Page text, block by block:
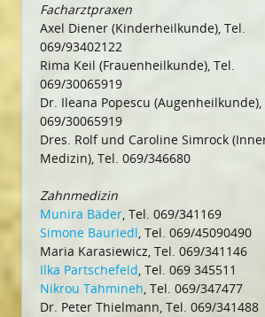
Facharztpraxen
Axel Diener (Kinderheilkunde), Tel.
069/93402122
Rima Keil (Frauenheilkunde), Tel.
069/30065919
Dr. Ileana Popescu (Augenheilkunde),
069/30065919
Dres. Rolf und Caroline Simrock
Medizin), Tel. 069/346680
Zahnmedizin
Munira Bäder, Tel. 069/341169
Simone Bauriedl, Tel. 069/45090490
Maria Karasiewicz, Tel. 069/341146
Ilka Partschefeld, Tel. 069 345511
Nikrou Tahmineh, Tel. 069/347477
Dr. Peter Thielmann, Tel. 069/341488